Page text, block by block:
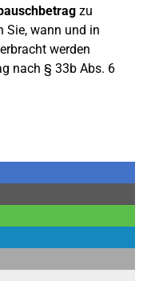
zu
Sie, wann und in
werden
nach § 33b Abs. 6